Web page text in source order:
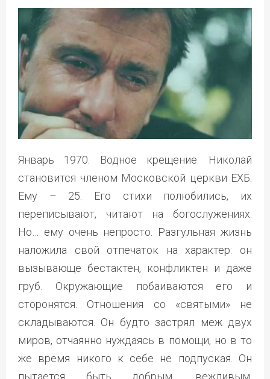
Январь 1970. Водное крещение. Николай
становится членом Московской церкви ЕХБ.
Ему – 25. Его стихи полюбились, их
переписывают, читают на богослужениях.
Но… ему очень непросто. Разгульная жизнь
наложила свой отпечаток на характер: он
вызывающе бестактен, конфликтен и даже
груб. Окружающие побаиваются его и
сторонятся. Отношения со «святыми» не
складываются. Он будто застрял меж двух
миров, отчаянно нуждаясь в помощи, но в то
же время никого к себе не подпуская. Он
пытается быть добрым, вежливым,